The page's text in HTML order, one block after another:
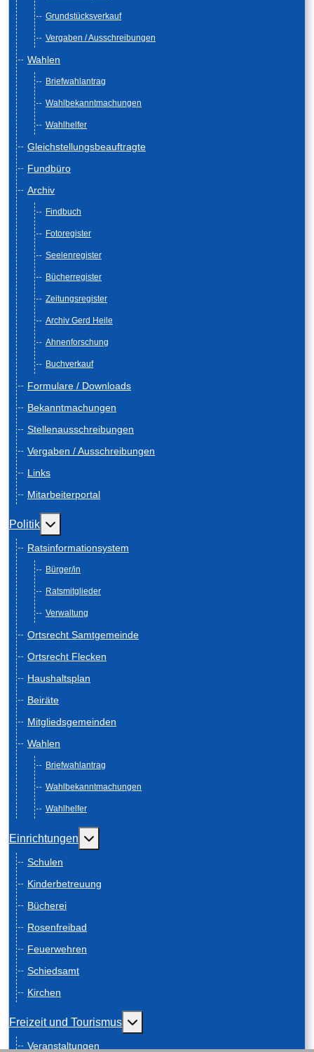
Grundstücksverkauf
Vergaben / Ausschreibungen
Wahlen
Briefwahlantrag
Wahlbekanntmachungen
Wahlhelfer
Gleichstellungsbeauftragte
Fundbüro
Archiv
Findbuch
Fotoregister
Seelenregister
Bücherregister
Zeitungsregister
Archiv Gerd Heile
Ahnenforschung
Buchverkauf
Formulare / Downloads
Bekanntmachungen
Stellenausschreibungen
Vergaben / Ausschreibungen
Links
Mitarbeiterportal
Politik Weitere Informationen: Politik
Ratsinformationsystem
Bürger/in
Ratsmitglieder
Verwaltung
Ortsrecht Samtgemeinde
Ortsrecht Flecken
Haushaltsplan
Beiräte
Mitgliedsgemeinden
Wahlen
Briefwahlantrag
Wahlbekanntmachungen
Wahlhelfer
Einrichtungen Weitere Informationen: Einrichtungen
Schulen
Kinderbetreuung
Bücherei
Rosenfreibad
Feuerwehren
Schiedsamt
Kirchen
Freizeit und Tourismus Weitere Informationen: Freizeit und
Veranstaltungen